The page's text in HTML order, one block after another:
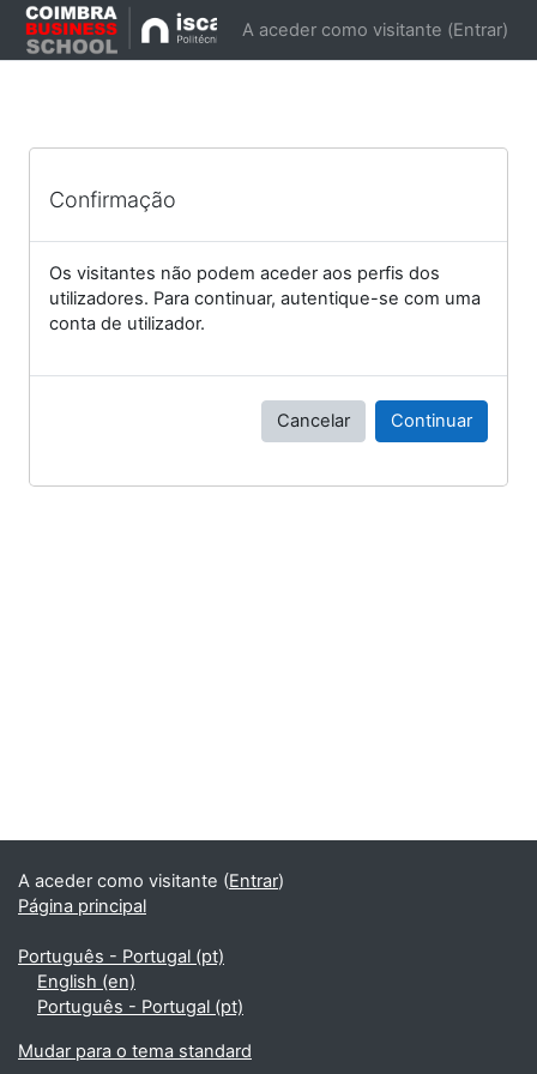
Ir para o conteúdo principal
A aceder como visitante (Entrar)
Confirmação
Os visitantes não podem aceder aos perfis dos
utilizadores. Para continuar, autentique-se com uma
conta de utilizador.
Cancelar Continuar
A aceder como visitante (Entrar)
Página principal
Português - Portugal ‎(pt)‎
English ‎(en)‎
Português - Portugal ‎(pt)‎
Mudar para o tema standard